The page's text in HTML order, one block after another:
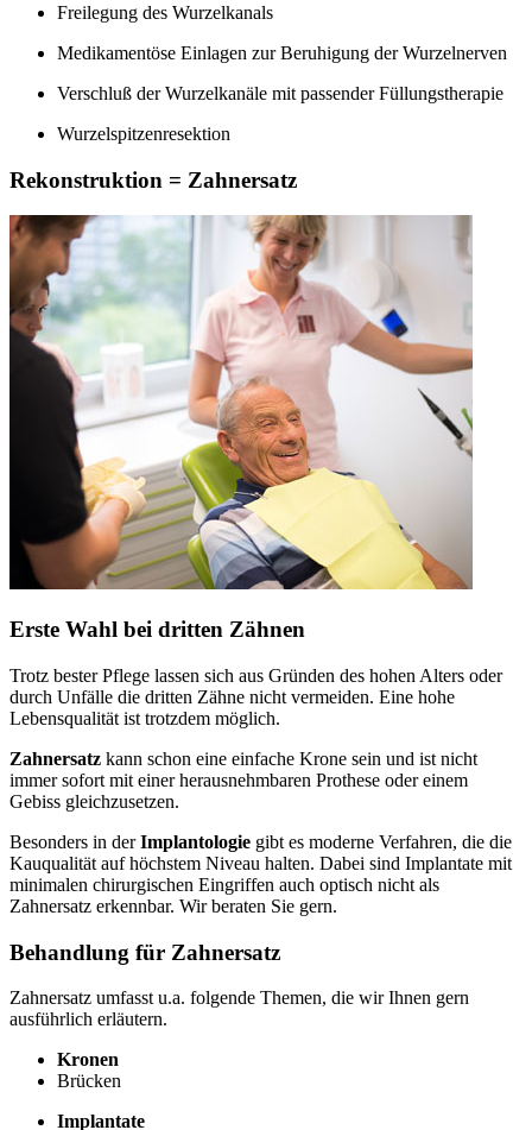
Freilegung des Wurzelkanals
Medikamentöse Einlagen zur Beruhigung der Wurzelnerven
Verschluß der Wurzelkanäle mit passender Füllungstherapie
Wurzelspitzenresektion
Rekonstruktion = Zahnersatz
Erste Wahl bei dritten Zähnen
Trotz bester Pflege lassen sich aus Gründen des hohen Alters oder
durch Unfälle die dritten Zähne nicht vermeiden. Eine hohe
Lebensqualität ist trotzdem möglich.
Zahnersatz kann schon eine einfache Krone sein und ist nicht
immer sofort mit einer herausnehmbaren Prothese oder einem
Gebiss gleichzusetzen.
Besonders in derImplantologie gibt es moderne Verfahren, die die
Kauqualität auf höchstem Niveau halten. Dabei sind Implantate mit
minimalen chirurgischen Eingriffen auch optisch nicht als
Zahnersatz erkennbar. Wir beraten Sie gern.
Behandlung für Zahnersatz
Zahnersatz umfasst u.a. folgende Themen, die wir Ihnen gern
ausführlich erläutern.
Kronen
Brücken
Implantate